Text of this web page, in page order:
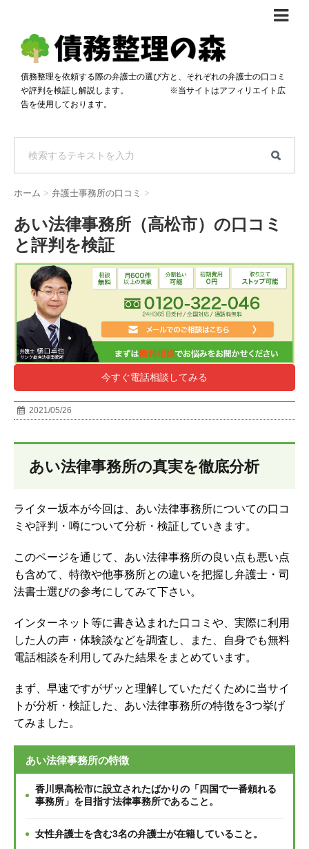
債務整理体験談
おすすめ
料金比較
自己破産・個人再生料金比較
過払い金料金比較
専門家の選び方
料金で選ぶ
着手金無料で選ぶ
24時間年中無休で選ぶ
匿名借金相談
債務整理を依頼する際の弁護士の選び方と、それぞれの弁護士の口コミ
や評判を検証し解説します。 ※当サイトはアフィリエイト広
告を使用しております。
ホーム > 弁護士事務所の口コミ >
あい法律事務所（高松市）の口コミ
と評判を検証
今すぐ電話相談してみる
2021/05/26
あい法律事務所の真実を徹底分析
ライター坂本が今回は、あい法律事務所についての口コ
ミや評判・噂について分析・検証していきます。
このページを通じて、あい法律事務所の良い点も悪い点
も含めて、特徴や他事務所との違いを把握し弁護士・司
法書士選びの参考にしてみて下さい。
インターネット等に書き込まれた口コミや、実際に利用
した人の声・体験談などを調査し、
また、自身でも無料
電話相談を利用してみた結果をまとめています。
まず、早速ですがザッと理解していただくために当サイ
トが分析・検証した、あい法律事務所の特徴を3つ挙げ
てみました。
あい法律事務所の特徴
香川県高松市に設立されたばかりの「四国で一番頼れる
事務所」を目指す法律事務所であること。
女性弁護士を含む3名の弁護士が在籍していること。